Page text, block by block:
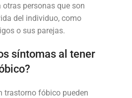
otras personas que son
del individuo, como
o sus parejas.
síntomas al tener
trastorno fóbico pueden